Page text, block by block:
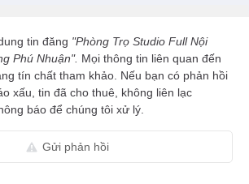
tin đăng "Phòng Trọ Studio Full Nội
Phú Nhuận". Mọi thông tin liên quan đến
tín chất tham khảo. Nếu bạn có phản hồi
xấu, tin đã cho thuê, không liên lạc
báo để chúng tôi xử lý.
Gửi phản hồi